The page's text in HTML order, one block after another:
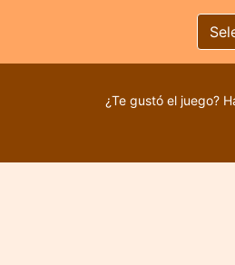
¿Te gustó el juego?